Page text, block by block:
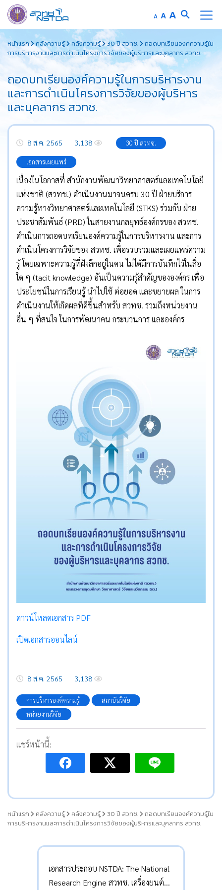
to
content
A Decrease
font
size.
AReset
font
size.
A Increase
font
size.
หน้าแรก คลังความรู้ คลังความรู้ 30 ปี สวทช.
ถอดบทเรียนองค์ความรู้ใน
การบริหารงานและการดำเนินโครงการวิจัยของผู้บริหารและบุคลากร สวทช.
ถอดบทเรียนองค์ความรู้ในการบริหารงาน
และการดำเนินโครงการวิจัยของผู้บริหาร
และบุคลากร สวทช.
8 ส.ค. 2565 3,138 30 ปี สวทช.
เอกสารเผยแพร่
เนื่องในโอกาสที่ สำนักงานพัฒนาวิทยาศาสตร์และเทคโนโลยี
แห่งชาติ (สวทช.) ดำเนินงานมาจนครบ 30 ปี ฝ่ายบริการ
ความรู้ทางวิทยาศาสตร์และเทคโนโลยี (STKS) ร่วมกับ ฝ่าย
ประชาสัมพันธ์ (PRD) ในสายงานกลยุทธ์องค์กรของ สวทช.
ดำเนินการถอดบทเรียนองค์ความรู้ในการบริหารงาน และการ
ดำเนินโครงการวิจัยของ สวทช. เพื่อรวบรวมและเผยแพร่ความ
รู้ โดยเฉพาะความรู้ที่ฝังลึกอยู่ในคน ไม่ได้มีการบันทึกไว้ในสื่อ
ใด ๆ (tacit knowledge) อันเป็นความรู้สำคัญขององค์กร เพื่อ
ประโยชน์ในการเรียนรู้ นำไปใช้ ต่อยอด และขยายผล ในการ
ดำเนินงานให้เกิดผลที่ดีขึ้นสำหรับ สวทช. รวมถึงหน่วยงาน
อื่น ๆ ที่สนใจ ในการพัฒนาคน กระบวนการ และองค์กร
ดาวน์โหลดเอกสาร PDF
เปิดเอกสารออนไลน์
8 ส.ค. 2565 3,138
การบริหารองค์ความรู้
สถาบันวิจัย
หน่วยงานวิจัย
แชร์หน้านี้:
หน้าแรก คลังความรู้ คลังความรู้ 30 ปี สวทช.
ถอดบทเรียนองค์ความรู้ใน
การบริหารงานและการดำเนินโครงการวิจัยของผู้บริหารและบุคลากร สวทช.
เอกสารประกอบ NSTDA: The National
Research Engine สวทช. เครื่องยนต์